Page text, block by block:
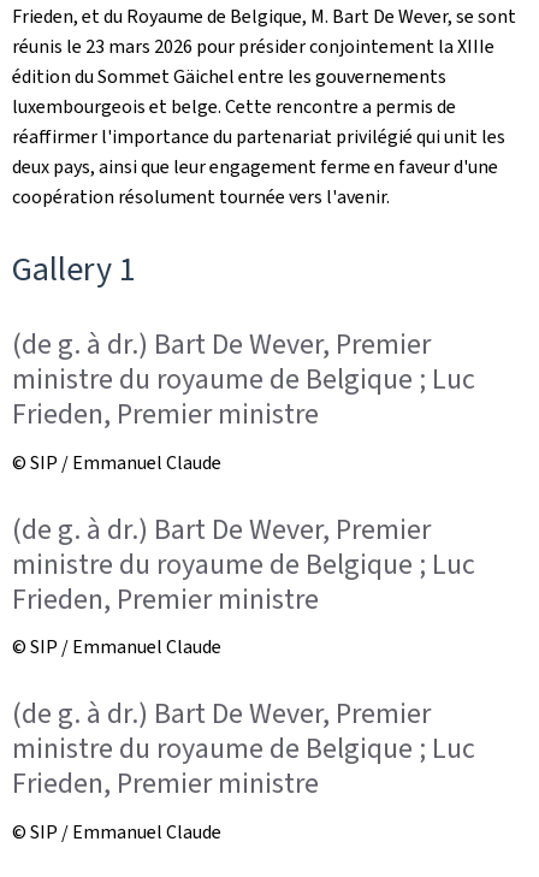
Frieden, et du Royaume de Belgique, M. Bart De Wever, se sont
réunis le 23 mars 2026 pour présider conjointement la XIIIe
édition du SommetGäichelentre les gouvernements
luxembourgeois et belge. Cette rencontre a permis de
réaffirmer l'importance du partenariat privilégié qui unit les
deux pays, ainsi que leur engagement ferme en faveur d'une
coopération résolument tournée vers l'avenir.
Gallery 1
(de g. à dr.) Bart De Wever, Premier
ministre du royaume de Belgique ; Luc
Frieden, Premier ministre
© SIP / Emmanuel Claude
(de g. à dr.) Bart De Wever, Premier
ministre du royaume de Belgique ; Luc
Frieden, Premier ministre
© SIP / Emmanuel Claude
(de g. à dr.) Bart De Wever, Premier
ministre du royaume de Belgique ; Luc
Frieden, Premier ministre
© SIP / Emmanuel Claude